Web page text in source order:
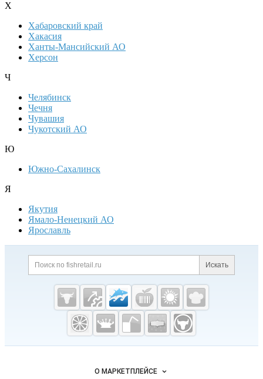
Х
Хабаровский край
Хакасия
Ханты-Мансийский АО
Херсон
Ч
Челябинск
Чечня
Чувашия
Чукотский АО
Ю
Южно-Сахалинск
Я
Якутия
Ямало-Ненецкий АО
Ярославль
Дополнительная информация
Поиск по сайту и
Искать
Cсылки на полезные проекты
Fishretail.ru —
рыба,
морепродукты
Важные разделы и контакты
Навигация по сайтуО МАРКЕТПЛЕЙСЕ